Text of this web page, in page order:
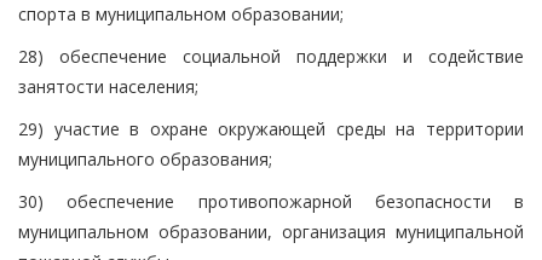
спорта в муниципальном образовании;
28) обеспечение социальной поддержки и содействие
занятости населения;
29) участие в охране окружающей среды на территории
муниципального образования;
30) обеспечение противопожарной безопасности в
муниципальном образовании, организация муниципальной